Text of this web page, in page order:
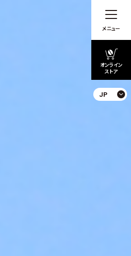
メニュー
オンライン
ストア
JP